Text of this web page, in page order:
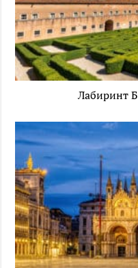
Лабиринт